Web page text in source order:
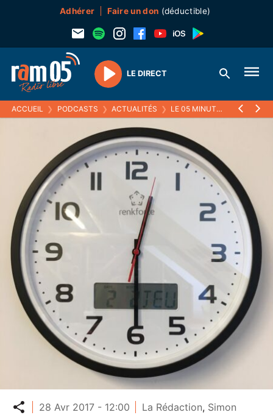
Adhérer Faire un don (déductible)
Play
LE DIRECT
ACCUEIL ❯ PODCASTS ❯ ACTUALITÉS ❯ LE 05 MINUTES 28 AVRIL
Partager
28 Avr 2017 - 12:00 La Rédaction, Simon